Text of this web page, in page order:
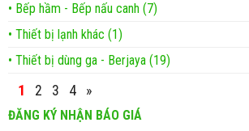
• Bếp hầm - Bếp nấu canh (7)
• Thiết bị lạnh khác (1)
• Thiết bị dùng ga - Berjaya (19)
1 2 3 4 »
ĐĂNG KÝ NHẬN BÁO GIÁ